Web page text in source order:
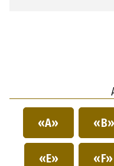
«A» «B»
«E» «F»